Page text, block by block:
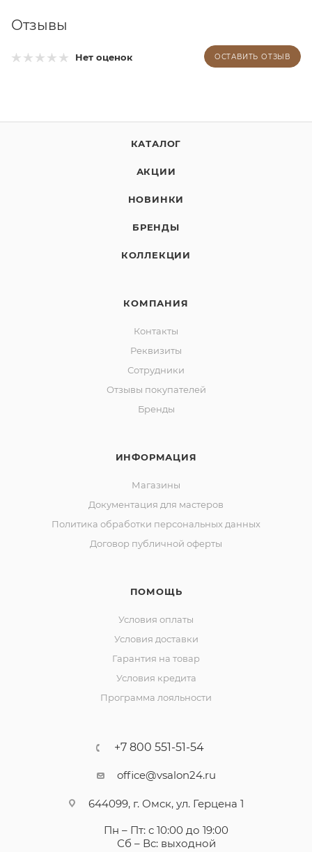
Отзывы
Нет оценок ОСТАВИТЬ ОТЗЫВ
КАТАЛОГ
АКЦИИ
НОВИНКИ
БРЕНДЫ
КОЛЛЕКЦИИ
КОМПАНИЯ
Контакты
Реквизиты
Сотрудники
Отзывы покупателей
Бренды
ИНФОРМАЦИЯ
Магазины
Документация для мастеров
Политика обработки персональных данных
Договор публичной оферты
ПОМОЩЬ
Условия оплаты
Условия доставки
Гарантия на товар
Условия кредита
Программа лояльности
+7 800 551-51-54
office@vsalon24.ru
644099, г. Омск, ул. Герцена 1
Пн – Пт: с 10:00 до 19:00
Сб – Вс: выходной